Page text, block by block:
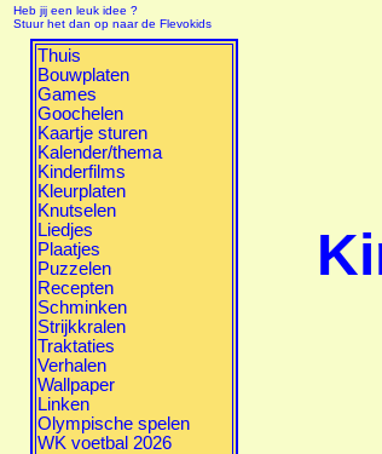
Heb jij een leuk idee ?
Stuur het dan op naar de Flevokids
Thuis
Bouwplaten
Games
Goochelen
Kaartje sturen
Kalender/thema
Kinderfilms
Kleurplaten
Knutselen
Liedjes
Plaatjes
Puzzelen
Recepten
Schminken
Strijkkralen
Traktaties
Verhalen
Wallpaper
Linken
Olympische spelen
WK voetbal 2026